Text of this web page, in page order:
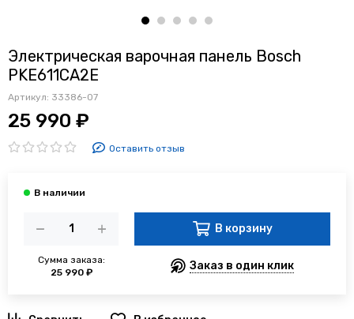
Электрическая варочная панель Bosch
PKE611CA2E
Артикул: 33386-07
25 990 ₽
Оставить отзыв
Сумма заказа:
25 990 ₽
В корзину
Заказ в один клик